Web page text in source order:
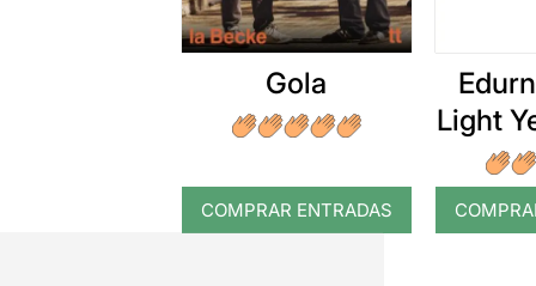
Gola
COMPRAR ENTRADAS
Light